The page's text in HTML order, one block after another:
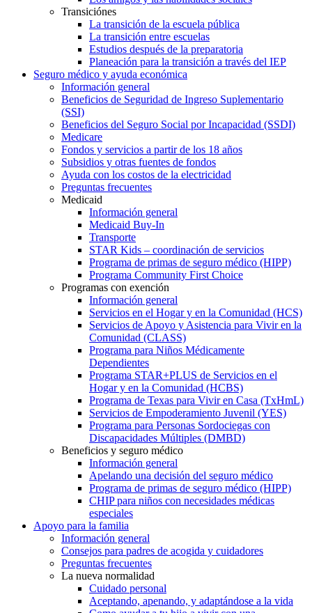
Transiciónes
La transición de la escuela pública
La transición entre escuelas
Estudios después de la preparatoria
Planeación para la transición a través del IEP
Seguro médico y ayuda económica
Información general
Beneficios de Seguridad de Ingreso Suplementario
(SSI)
Beneficios del Seguro Social por Incapacidad (SSDI)
Medicare
Fondos y servicios a partir de los 18 años
Subsidios y otras fuentes de fondos
Ayuda con los costos de la electricidad
Preguntas frecuentes
Medicaid
Información general
Medicaid Buy-In
Transporte
STAR Kids – coordinación de servicios
Programa de primas de seguro médico (HIPP)
Programa Community First Choice
Programas con exención
Información general
Servicios en el Hogar y en la Comunidad (HCS)
Servicios de Apoyo y Asistencia para Vivir en la
Comunidad (CLASS)
Programa para Niños Médicamente
Dependientes
Programa STAR+PLUS de Servicios en el
Hogar y en la Comunidad (HCBS)
Programa de Texas para Vivir en Casa (TxHmL)
Servicios de Empoderamiento Juvenil (YES)
Programa para Personas Sordociegas con
Discapacidades Múltiples (DMBD)
Beneficios y seguro médico
Información general
Apelando una decisión del seguro médico
Programa de primas de seguro médico (HIPP)
CHIP para niños con necesidades médicas
especiales
Apoyo para la familia
Información general
Consejos para padres de acogida y cuidadores
Preguntas frecuentes
La nueva normalidad
Cuidado personal
Aceptando, apenando, y adaptándose a la vida